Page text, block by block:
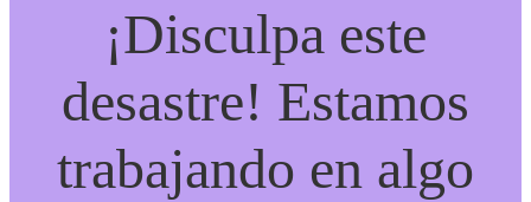
¡Disculpa este
desastre! Estamos
trabajando en algo